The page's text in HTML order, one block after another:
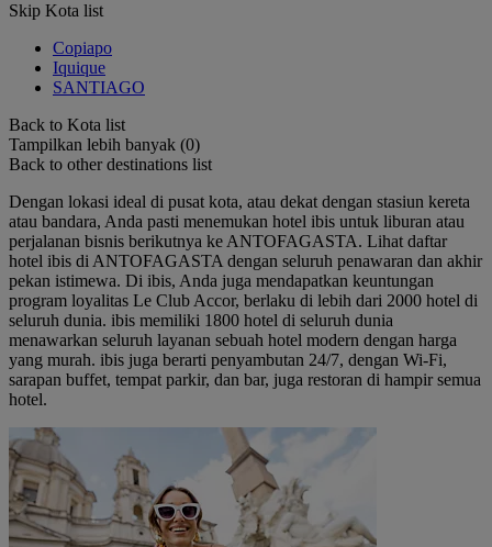
Skip Kota list
Copiapo
Iquique
SANTIAGO
Back to Kota list
Tampilkan lebih banyak (0)
Back to other destinations list
Dengan lokasi ideal di pusat kota, atau dekat dengan stasiun kereta
atau bandara, Anda pasti menemukan hotel ibis untuk liburan atau
perjalanan bisnis berikutnya ke ANTOFAGASTA. Lihat daftar
hotel ibis di ANTOFAGASTA dengan seluruh penawaran dan akhir
pekan istimewa. Di ibis, Anda juga mendapatkan keuntungan
program loyalitas Le Club Accor, berlaku di lebih dari 2000 hotel di
seluruh dunia. ibis memiliki 1800 hotel di seluruh dunia
menawarkan seluruh layanan sebuah hotel modern dengan harga
yang murah. ibis juga berarti penyambutan 24/7, dengan Wi-Fi,
sarapan buffet, tempat parkir, dan bar, juga restoran di hampir semua
hotel.